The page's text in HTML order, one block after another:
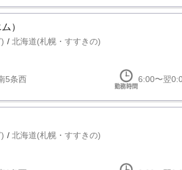
）
北海道(札幌・すすきの)
5条西 6:00〜翌
北海道(札幌・すすきの)